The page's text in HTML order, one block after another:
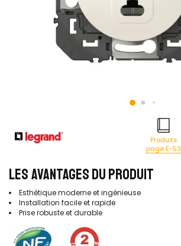
Produits
page E-53
LES AVANTAGES DU PRODUIT
Esthétique moderne et ingénieuse
Installation facile et rapide
Prise robuste et durable